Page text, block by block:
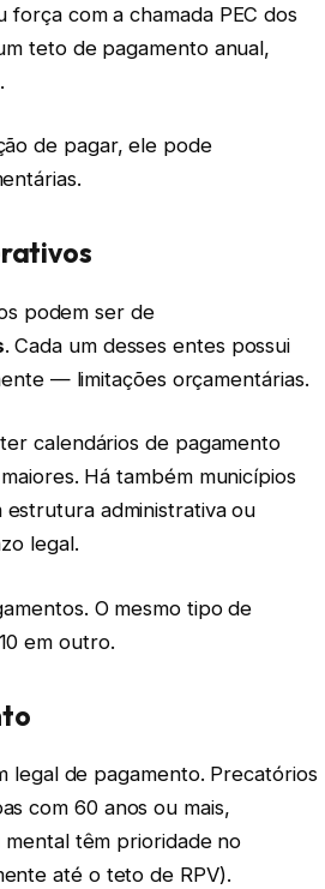
força com a chamada PEC dos
teto de pagamento anual,
de pagar, ele pode
podem ser de
. Cada um desses entes possui
— limitações orçamentárias.
calendários de pagamento
Há também municípios
administrativa ou
legal.
O mesmo tipo de
em outro.
de pagamento. Precatórios
com 60 anos ou mais,
têm prioridade no
até o teto de RPV).